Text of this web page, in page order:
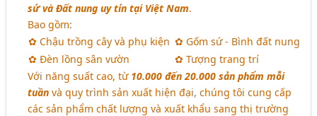
sứ và Đất nung uy tín tại Việt Nam.
Bao gồm:
✿ Chậu trồng cây và phụ kiện ✿ Gốm sứ - Bình đất nung
✿ Đèn lồng sân vườn
✿ Tượng trang trí
Với năng suất cao, từ 10.000 đến 20.000 sản phẩm mỗi
tuần và quy trình sản xuất hiện đại, chúng tôi cung cấp
các sản phẩm chất lượng và xuất khẩu sang thị trường